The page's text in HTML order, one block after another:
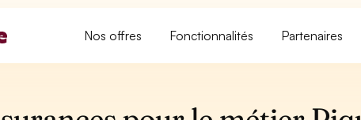
Nos offres Fonctionnalités Partenaires